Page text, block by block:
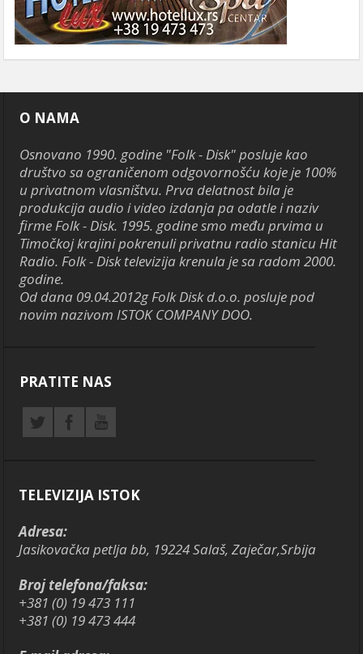
O NAMA
Osnovano 1990. godine "Folk - Disk" posluje kao
društvo sa ograničenom odgovornošću koje je 100%
u privatnom vlasništvu. Prva delatnost bila je
produkcija audio i video izdanja pa odatle i naziv
firme Folk - Disk. 1995. godine smo među prvima u
Timočkoj krajini pokrenuli privatnu radio stanicu Hit
Radio. Folk - Disk televizija krenula je sa radom 2000.
godine.
Od dana 09.04.2012g Folk Disk d.o.o. posluje pod
novim nazivom ISTOK COMPANY DOO.
PRATITE NAS
TELEVIZIJA ISTOK
Adresa:
Jasikovačka petlja bb, 19224 Salaš, Zaječar,Srbija
Broj telefona/faksa:
+381 (0) 19 473 111
+381 (0) 19 473 444